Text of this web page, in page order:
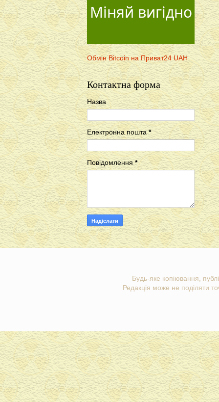
Міняй вигідно
Обмін Bitcoin на Приват24 UAH
Контактна форма
Назва
Електронна пошта*
Повідомлення*
Будь-яке копіювання,
Редакція може не поділяти